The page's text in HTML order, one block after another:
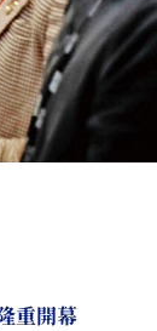
重開幕